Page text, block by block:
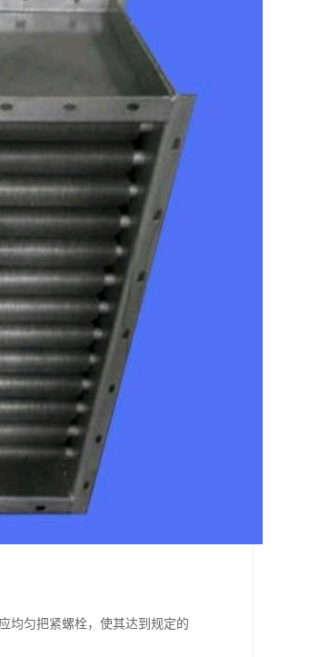
均匀把紧螺栓，使其达到规定的